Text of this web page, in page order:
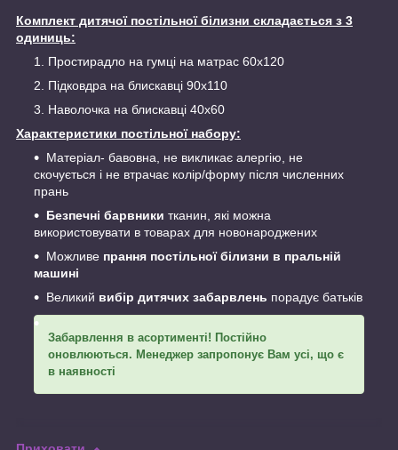
Комплект дитячої постільної білизни складається з 3
одиниць:
Простирадло на гумці на матрас 60х120
Підковдра на блискавці 90х110
Наволочка на блискавці 40х60
Характеристики постільної набору:
Матеріал- бавовна, не викликає алергію, не
скочується і не втрачає колір/форму після численних
прань
Безпечні барвники тканин, які можна
використовувати в товарах для новонароджених
Можливе прання постільної білизни в пральній
машині
Великий вибір дитячих забарвлень порадує батьків
Забарвлення в асортименті! Постійно
оновлюються. Менеджер запропонує Вам усі, що є
в наявності